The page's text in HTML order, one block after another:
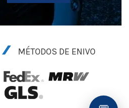
MÉTODOS DE ENIVO